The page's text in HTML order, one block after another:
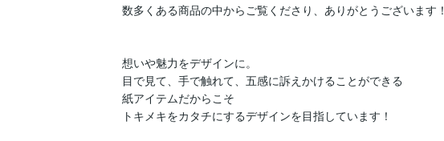
数多くある商品の中からご覧くださり、ありがとうございます！
想いや魅力をデザインに。
目で見て、手で触れて、五感に訴えかけることができる
紙アイテムだからこそ
トキメキをカタチにするデザインを目指しています！